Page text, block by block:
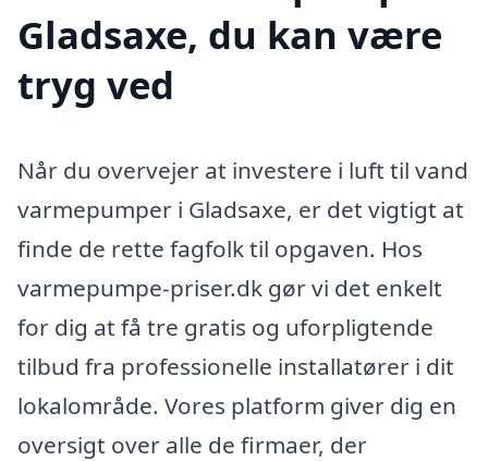
Gladsaxe, du kan være
tryg ved
Når du overvejer at investere i luft til vand
varmepumper i Gladsaxe, er det vigtigt at
finde de rette fagfolk til opgaven. Hos
varmepumpe-priser.dk gør vi det enkelt
for dig at få tre gratis og uforpligtende
tilbud fra professionelle installatører i dit
lokalområde. Vores platform giver dig en
oversigt over alle de firmaer, der